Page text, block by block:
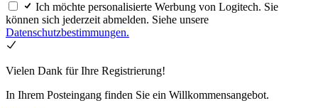
Ich möchte personalisierte Werbung von Logitech. Sie
können sich jederzeit abmelden. Siehe unsere
Datenschutzbestimmungen.
Vielen Dank für Ihre Registrierung!
In Ihrem Posteingang finden Sie ein Willkommensangebot.